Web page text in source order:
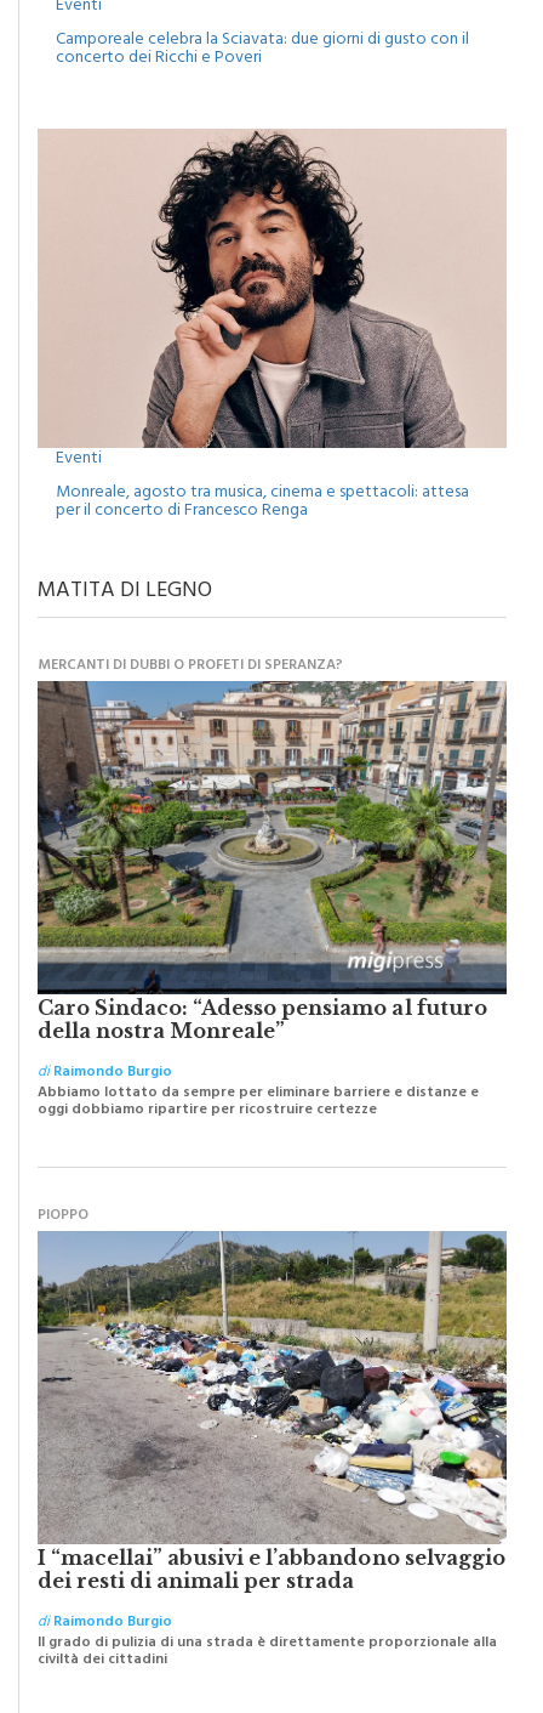
Camporeale celebra la Sciavata: due giorni di gusto con il
concerto dei Ricchi e Poveri
Monreale, agosto tra musica, cinema e spettacoli: attesa
per il concerto di Francesco Renga
Caro Sindaco: “Adesso pensiamo al futuro
della nostra Monreale”
diRaimondo Burgio
Abbiamo lottato da sempre per eliminare barriere e distanze e
oggi dobbiamo ripartire per ricostruire certezze
I “macellai” abusivi e l’abbandono selvaggio
dei resti di animali per strada
diRaimondo Burgio
Il grado di pulizia di una strada è direttamente proporzionale alla
civiltà dei cittadini